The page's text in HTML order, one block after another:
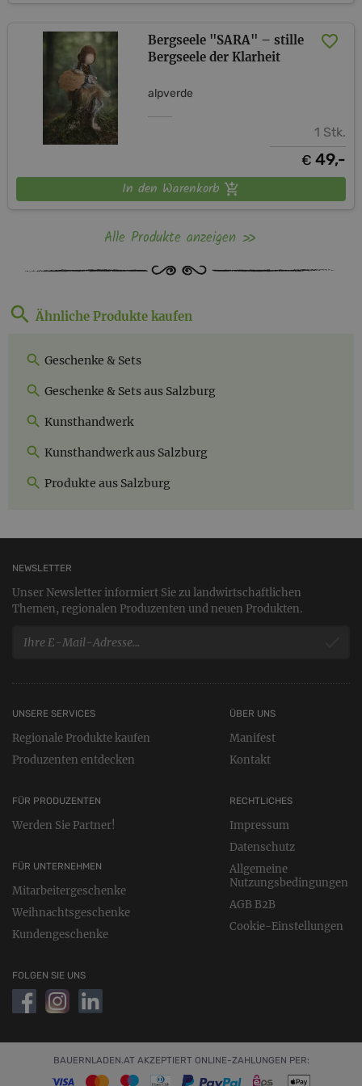
Bergseele "SARA" – stille
Bergseele der Klarheit
alpverde
1 Stk.
€ 49,-
In den Warenkorb
Alle Produkte anzeigen
Ähnliche Produkte kaufen
Geschenke & Sets
Geschenke & Sets aus Salzburg
Kunsthandwerk
Kunsthandwerk aus Salzburg
Produkte aus Salzburg
NEWSLETTER
Unser Newsletter informiert Sie zu landwirtschaftlichen
Themen, regionalen Produzenten und neuen Produkten.
UNSERE SERVICES
Regionale Produkte kaufen
Produzenten entdecken
FÜR PRODUZENTEN
Werden Sie Partner!
FÜR UNTERNEHMEN
Mitarbeitergeschenke
Weihnachtsgeschenke
Kundengeschenke
RECHTLICHES
Impressum
Datenschutz
Allgemeine
Nutzungsbedingungen
AGB B2B
Cookie-Einstellungen
ÜBER UNS
Manifest
Kontakt
FOLGEN SIE UNS
BAUERNLADEN.AT AKZEPTIERT ONLINE-ZAHLUNGEN PER: